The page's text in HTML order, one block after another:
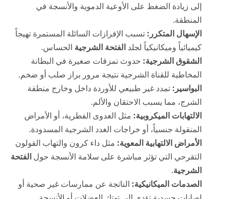
إلى زيادة الضغط على الأوعية الدموية والأنسجة في
المنطقة.
الإسهال المتكرر: تسبب الإفرازات السائلة المستمرة تهيجاً
كيميائياً وميكانيكياً لجلد الفتحة الشرجية الحساس.
الشقوق الشرجية: حدوث تمزقات صغيرة في البطانة
المخاطية للقناة الشرجية نتيجة مرور براز صلب أو ضخم.
البواسير: تمدد غير طبيعي للأوردة داخل وخارج منطقة
الشرج، مما يسبب الاحتقان والألم.
الالتهابات الميكروبية: مثل العدوى الفطرية، أو الأمراض
المنقولة جنسياً، أو خراجات الغدد الشرجية المسدودة.
الأمراض الالتهابية المعوية: مثل داء كرون والتهاب القولون
التقرحي التي تؤثر مباشرة على سلامة الأنسجة حول الفتحة
الشرجية.
الصدمات الميكانيكية: الناتجة عن ممارسات غير صحية أو